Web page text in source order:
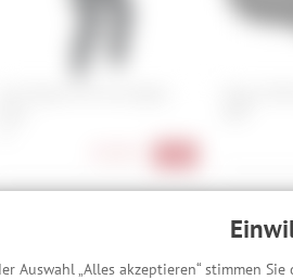
Auswahl „Alles akzeptieren“ stimmen
Für jedes Wetter gerüstet